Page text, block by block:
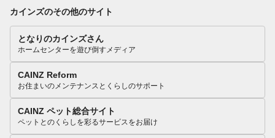
カインズのその他のサイト
となりのカインズさん
ホームセンターを遊び倒すメディア
CAINZ Reform
お住まいのメンテナンスとくらしのサポート
CAINZ ペット総合サイト
ペットとのくらしを彩るサービスをお届け